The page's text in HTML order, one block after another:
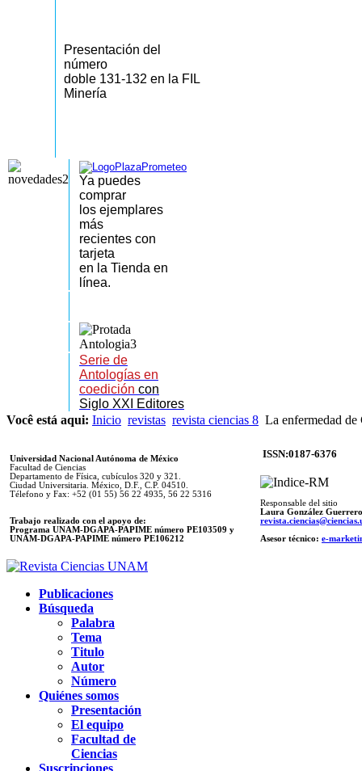
Presentación del
número
doble 131-132 en la FIL
Minería
Ya puedes
comprar
los ejemplares
más
recientes con
tarjeta
en la Tienda en
línea.
Serie de
Antologías en
coedición con
Siglo XXI Editores
Você está aqui: Inicio revistas revista ciencias 8 La enfermedad de
Universidad Nacional Autónoma de México
Facultad de Ciencias
Departamento de Física, cubículos 320 y 321.
Ciudad Universitaria. México, D.F., C.P. 04510.
Télefono y Fax: +52 (01 55) 56 22 4935, 56 22 5316
Trabajo realizado con el apoyo de:
Programa UNAM-DGAPA-PAPIME número PE103509 y
UNAM-DGAPA-PAPIME número PE106212
ISSN:0187-6376
Responsable del sitio
Laura González Guerrero
Asesor técnico: e-
Publicaciones
Búsqueda
Palabra
Tema
Titulo
Autor
Número
Quiénes somos
Presentación
El equipo
Facultad de
Ciencias
Suscripciones